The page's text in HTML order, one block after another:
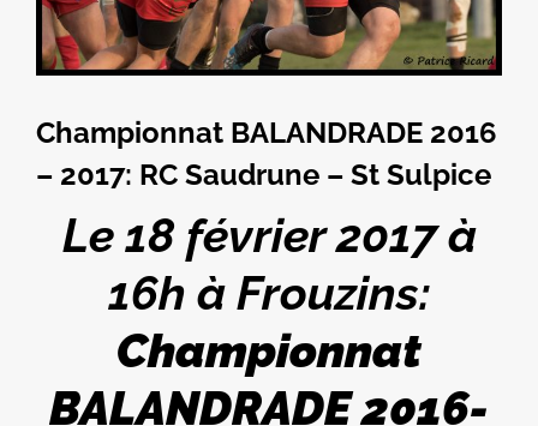
Championnat BALANDRADE 2016
– 2017: RC Saudrune – St Sulpice
Le 18 février 2017 à
16h à Frouzins:
Championnat
BALANDRADE 2016-